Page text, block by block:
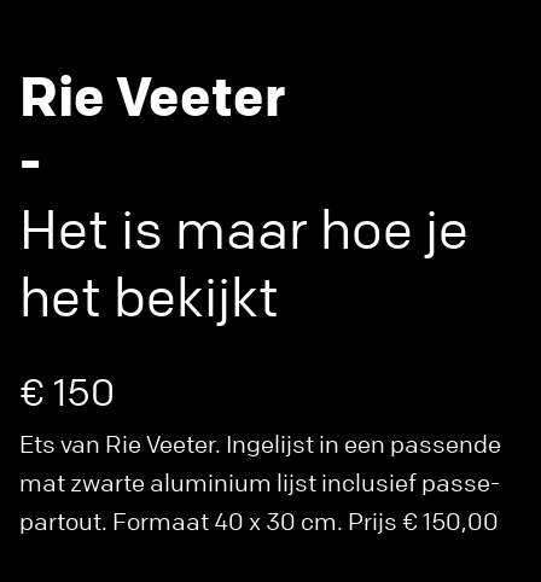
Rie Veeter
-
Het is maar hoe je
het bekijkt
€ 150
Ets van Rie Veeter. Ingelijst in een passende
mat zwarte aluminium lijst inclusief passe-
partout. Formaat 40 x 30 cm. Prijs € 150,00